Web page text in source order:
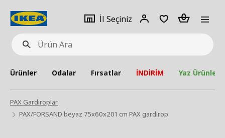
Ürün
Ara
İl Seçiniz
Giriş
Adet
Ürünler Odalar Fırsatlar İNDİRİM Yaz Ürünleri
PAX Gardıroplar
PAX/FORSAND beyaz 75x60x201 cm PAX gardırop